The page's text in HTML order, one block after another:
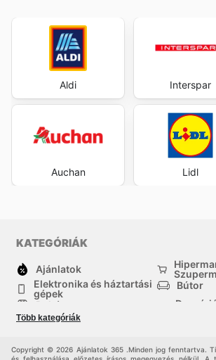
Aldi
Auchan
Interspar
Lidl
KATEGÓRIÁK
Ajánlatok
Elektronika és háztartási
gépek
Bútor
Ruházat
háztartási cikkek
Több kategóriák
Copyright © 2026 Ajánlatok 365 .Minden jog fenntartva.